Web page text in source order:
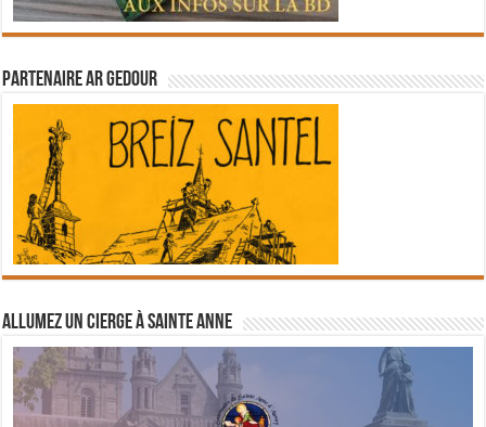
Partenaire Ar Gedour
Allumez un cierge à Sainte Anne